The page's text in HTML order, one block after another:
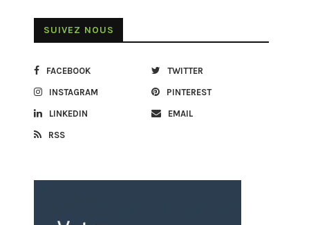
SUIVEZ NOUS
FACEBOOK TWITTER
INSTAGRAM PINTEREST
LINKEDIN EMAIL
RSS